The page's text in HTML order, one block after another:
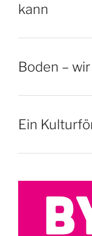
kann
Boden –
Ein